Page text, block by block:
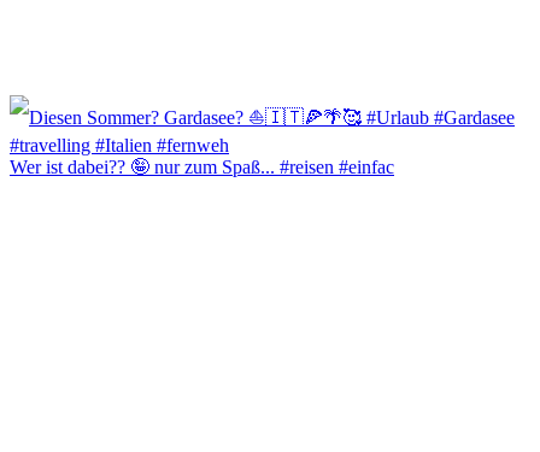
Wer ist dabei?? 🤪 nur zum Spaß... #reisen #einfac